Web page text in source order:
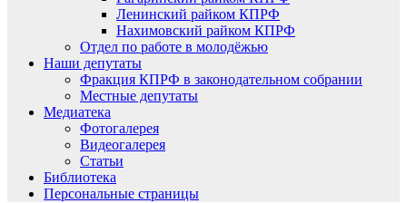
Ленинский райком КПРФ
Нахимовский райком КПРФ
Отдел по работе в молодёжью
Наши депутаты
Фракция КПРФ в законодательном собрании
Местные депутаты
Медиатека
Фотогалерея
Видеогалерея
Статьи
Библиотека
Персональные страницы